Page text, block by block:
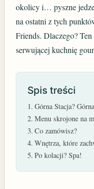
okolicy i… pyszne
na ostatni z tych
Friends. Dlaczego?
serwującej kuchnię
Spis treści
Górna Stacja?
Menu skrojone na
Co zamówisz?
Wnętrza, które
Po kolacji? Spa!